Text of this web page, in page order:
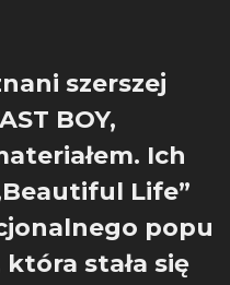
szerszej
BOY,
Ich
Life”
popu
stała się